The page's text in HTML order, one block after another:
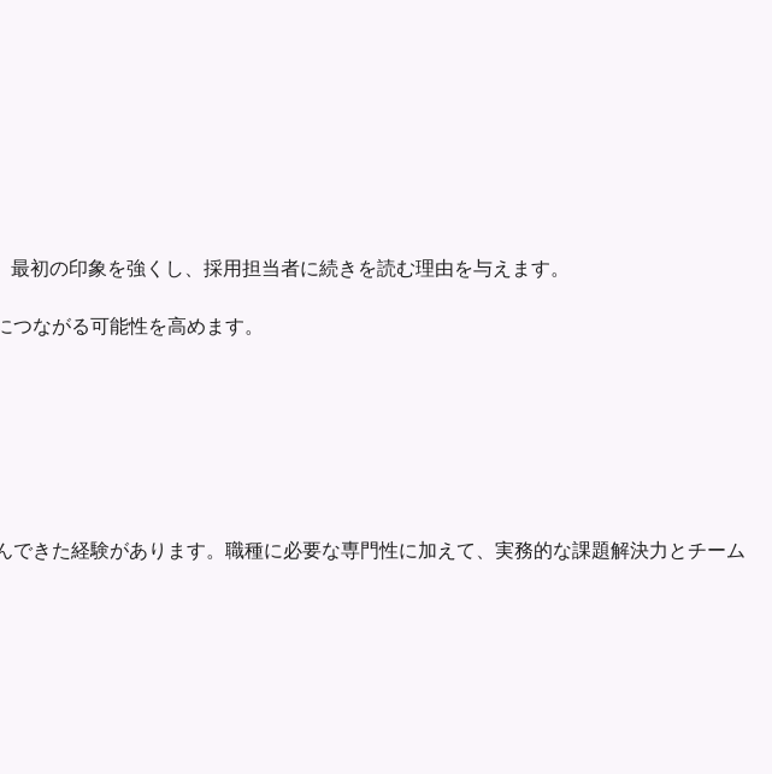
初の印象を強くし、採用担当者に続きを読む理由を与えます。
つながる可能性を高めます。
できた経験があります。職種に必要な専門性に加えて、実務的な課題解決力とチーム